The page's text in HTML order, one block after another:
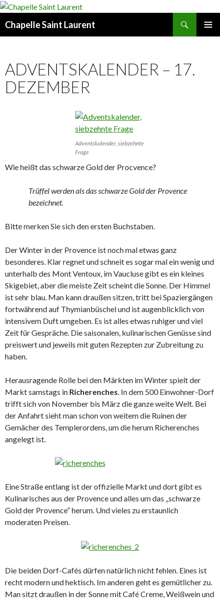
Chapelle Saint Laurent
ADVENTSKALENDER – 17.
DEZEMBER
Adventskalender, siebzehnte
Frage
Wie heißt das schwarze Gold der Procvence?
Trüffel werden als das schwarze Gold der Provence
bezeichnet.
Bitte merken Sie sich den ersten Buchstaben.
Der Winter in der Provence ist noch mal etwas ganz
besonderes. Klar regnet und schneit es sogar mal ein wenig und
unterhalb des Mont Ventoux, im Vaucluse gibt es ein kleines
Skigebiet, aber die meiste Zeit scheint die Sonne. Der Himmel
ist sehr blau. Man kann draußen sitzen, tritt bei Spaziergängen
fortwährend auf Thymianbüschel und ist augenblicklich von
intensivem Duft umgeben. Es ist alles etwas ruhiger und viel
Zeit für Gespräche. Die saisonalen, kulinarischen Genüsse sind
preiswert und jeweils mit guten Rezepten zur Zubreitung zu
haben.
Herausragende Rolle bei den Märkten im Winter spielt der
Markt samstags in Richerenches. In dem 500 Einwohner-Dorf
trifft sich von November bis März die ganze weite Welt. Bei
der Anfahrt sieht man schon von weitem die Ruinen der
Gemächer des Templerordens, um die herum Richerenches
angelegt ist.
Eine Straße entlang ist der offizielle Markt und dort gibt es
Kulinarisches aus der Provence und alles um das „schwarze
Gold der Provence“ herum. Und vieles zu erstaunlich
moderaten Preisen.
Die beiden Dorf-Cafés dürfen natürlich nicht fehlen. Eines ist
recht modern und hektisch. Im anderen geht es gemütlicher zu.
Man sitzt draußen in der Sonne mit Café Creme, Weißwein und